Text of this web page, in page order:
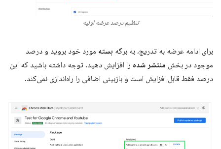
تنظیم درصد عرضه اولیه
برای ادامه عرضه به تدریج، به برگه بسته مورد خود بروید و درصد
موجود در بخش منتشر شده را افزایش دهید. توجه داشته باشید که این
درصد فقط قابل افزایش است و بازبینی اضافی را راه‌اندازی نمی‌کند.